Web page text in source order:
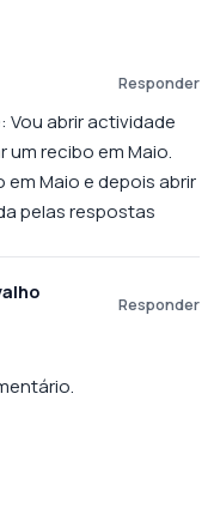
Responder
Vou abrir actividade
um recibo em Maio.
Maio e depois abrir
pelas respostas
Responder